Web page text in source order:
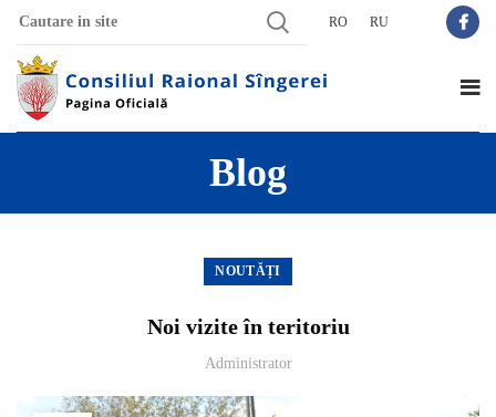
RO RU
Blog
NOUTĂȚI
Noi vizite în teritoriu
Administrator